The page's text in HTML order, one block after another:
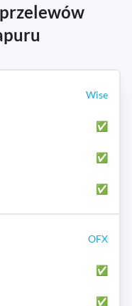
Wise
✅
✅
✅
OFX
✅
✅